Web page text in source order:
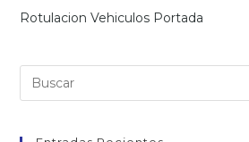
Rotulacion Vehiculos Portada